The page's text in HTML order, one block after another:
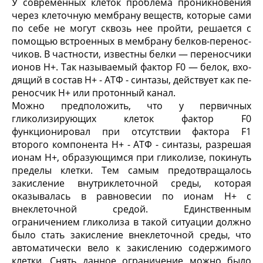
У современных клеток проблема проникнове­ния
через клеточную мембрану веществ, которые сами
по себе не могут сквозь нее пройти, решается с
помощью встроенных в мембрану белков-перенос­
чиков. В частности, известны белки — переносчики
ионов Н+. Так называемый фактор F0— белок, вхо­
дящий в состав Н+- АТФ - синтазы, действует как пе­
реносчик Н+ или протонный канал.
Можно предположить, что у первичных
гликолизирующих клеток фактор F0
функционировал при отсутствии фактора F1
второго компонента Н+ - АТФ - синтазы, разрешая
ионам Н+, образую­щимся при гликолизе, покинуть
пределы клетки. Тем самым предотвращалось
закисление внутри­клеточной среды, которая
оказывалась в равнове­сии по ионам Н+с
внеклеточной средой. Единственным
ограничением гликолиза в такой ситуации должно
было стать закисление внеклеточной сре­ды, что
автоматически вело к закислению содержи­мого